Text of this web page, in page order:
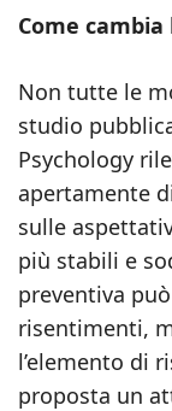
Come cambia
Non tutte le
studio
Psychology
apertamente
sulle
più stabili e
preventiva
risentimenti,
l’elemento di
proposta un